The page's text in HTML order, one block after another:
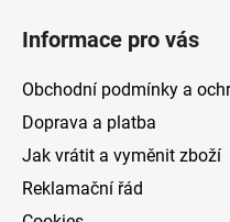
Informace pro vás
Obchodní podmínky a
Doprava a platba
Jak vrátit a vyměnit zboží
Reklamační řád